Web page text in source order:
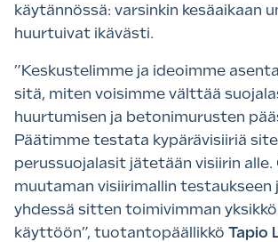
käytännössä: varsinkin kesäaikaan
huurtuivat ikävästi.
”Keskustelimme ja ideoimme
sitä, miten voisimme välttää
huurtumisen ja betonimurusten
Päätimme testata kypärävisiiriä
perussuojalasit jätetään visiirin alle.
muutaman visiirimallin testaukseen
yhdessä sitten toimivimman
käyttöön”, tuotantopäällikkö Tapio